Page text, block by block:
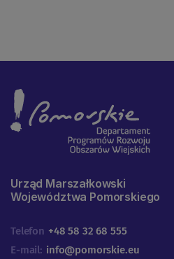
Urząd Marszałkowski
Województwa Pomorskiego
Telefon +48 58 32 68 555
E-mail: info@pomorskie.eu